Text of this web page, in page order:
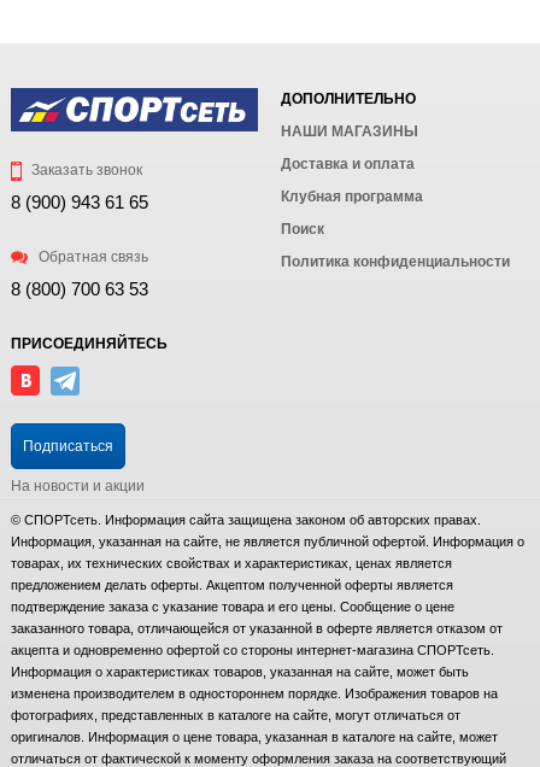
Заказать звонок
8 (900) 943 61 65
Обратная связь
8 (800) 700 63 53
ДОПОЛНИТЕЛЬНО
НАШИ МАГАЗИНЫ
Доставка и оплата
Клубная программа
Поиск
Политика конфиденциальности
ПРИСОЕДИНЯЙТЕСЬ
Подписаться
На новости и акции
© СПОРТсеть. Информация сайта защищена законом об авторских правах.
Информация, указанная на сайте, не является публичной офертой. Информация о
товарах, их технических свойствах и характеристиках, ценах является
предложением делать оферты. Акцептом полученной оферты является
подтверждение заказа с указание товара и его цены. Сообщение о цене
заказанного товара, отличающейся от указанной в оферте является отказом от
акцепта и одновременно офертой со стороны интернет-магазина СПОРТсеть.
Информация о характеристиках товаров, указанная на сайте, может быть
изменена производителем в одностороннем порядке. Изображения товаров на
фотографиях, представленных в каталоге на сайте, могут отличаться от
оригиналов. Информация о цене товара, указанная в каталоге на сайте, может
отличаться от фактической к моменту оформления заказа на соответствующий